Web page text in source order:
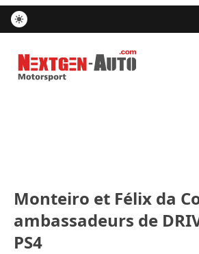
Nextgen-Auto.com
Monteiro et Félix da
ambassadeurs de
PS4